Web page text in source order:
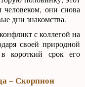
они снова
дни знакомства.
с коллегой на
своей природной
короткий срок его
– Скорпион